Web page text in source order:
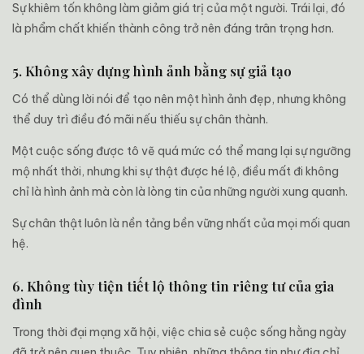
Sự khiêm tốn không làm giảm giá trị của một người. Trái lại, đó
là phẩm chất khiến thành công trở nên đáng trân trọng hơn.
5. Không xây dựng hình ảnh bằng sự giả tạo
Có thể dùng lời nói để tạo nên một hình ảnh đẹp, nhưng không
thể duy trì điều đó mãi nếu thiếu sự chân thành.
Một cuộc sống được tô vẽ quá mức có thể mang lại sự ngưỡng
mộ nhất thời, nhưng khi sự thật được hé lộ, điều mất đi không
chỉ là hình ảnh mà còn là lòng tin của những người xung quanh.
Sự chân thật luôn là nền tảng bền vững nhất của mọi mối quan
hệ.
6. Không tùy tiện tiết lộ thông tin riêng tư của gia
đình
Trong thời đại mạng xã hội, việc chia sẻ cuộc sống hằng ngày